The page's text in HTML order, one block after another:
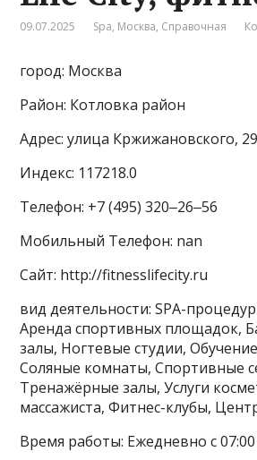
09.07.2025 Spa, Москва, Справочная
город: Москва
Район: Котловка район
Адрес: улица Кржижановского,
Индекс: 117218.0
Телефон: +7 (495) 320‒26‒56
Мобильный Телефон: nan
Сайт: http://fitnesslifecity.ru
вид деятельности: SPA-
Аренда спортивных площадок,
залы, Ногтевые студии,
Соляные комнаты, Спортивные
Тренажёрные залы, Услуги
массажиста, Фитнес-клубы,
Время работы: Ежедневно с 07:00